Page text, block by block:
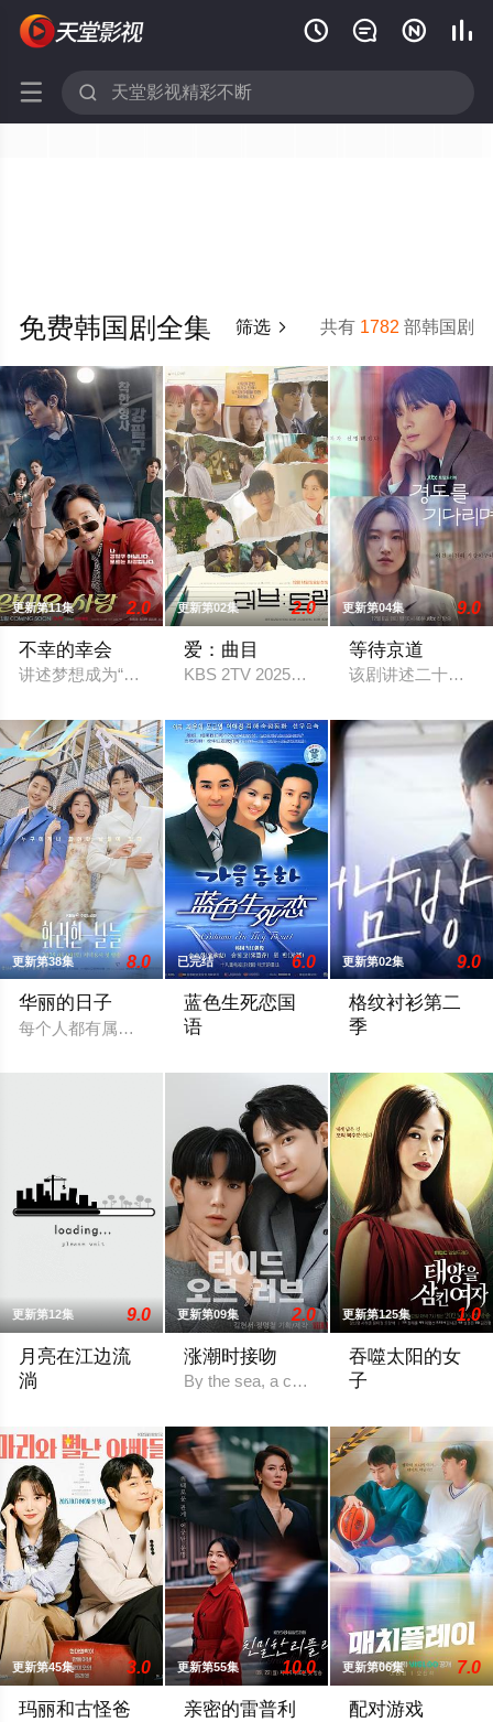
   
 
共有 1782 部韩国剧
免费韩国剧全集 筛选 
更新第11集 2.0
不幸的幸会
讲述梦想成为“爱情剧大师”、擅长侦探剧的国民演员林贤俊（李
更新第02集 2.0
爱：曲目
KBS 2TV 2025 年独幕剧企划《爱：曲目
更新第04集 9.0
等待京道
该剧讲述二十岁二
更新第38集 8.0
华丽的日子
每个人都有属于自己的辉煌岁月。无论是现在，过去，还是未来
已完结 6.0
蓝色生死恋国
语
更新第02集 9.0
格纹衬衫第二
季
更新第12集 9.0
月亮在江边流
淌
更新第09集 2.0
涨潮时接吻
By the sea, a contract binds two
更新第125集 1.0
吞噬太阳的女
子
更新第45集 3.0
玛丽和古怪爸
更新第55集 10.0
亲密的雷普利
更新第06集 7.0
配对游戏